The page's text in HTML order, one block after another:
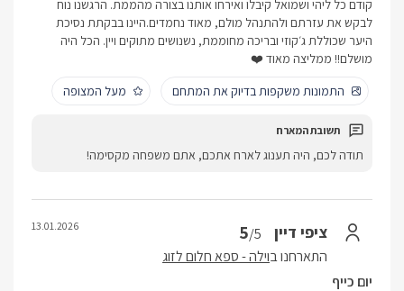
קודם כל ליהי ושמואל קיבלו ואירחו אותנו בצורה מהממת. הרגשנו נוח
לבקש את עזרתם ולהתנהל מולם, מאוד נחמדים.היינו בבקתת נסיכת
היער שכוללת ג׳קוזי ובריכה מחוממת, נשנושים מתוקים ויין. הכל היה
מושלם!! ממליצה מאוד ❤️
התמונות משקפות בדיוק את המתחם
מעל המצופה
תודה לכם, היה תענוג לארח אתכם, אתם משפחה מקסימה!
ציפי דיין 5/5
התארחנו בוילה - ספא חלום לזוג
13.01.2026
יום כייף